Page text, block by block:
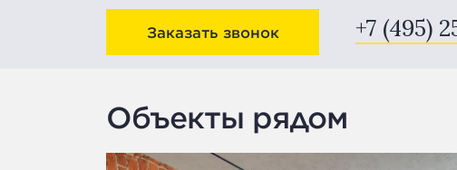
Заказать звонок +7 (495)
Объекты рядом